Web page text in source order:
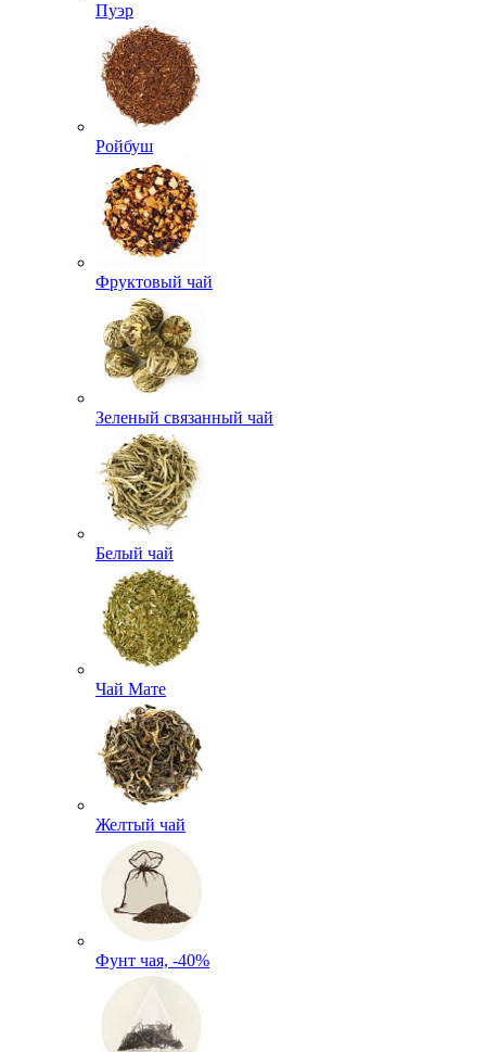
Пуэр
Ройбуш
Фруктовый чай
Зеленый связанный чай
Белый чай
Чай Мате
Желтый чай
Фунт чая, -40%